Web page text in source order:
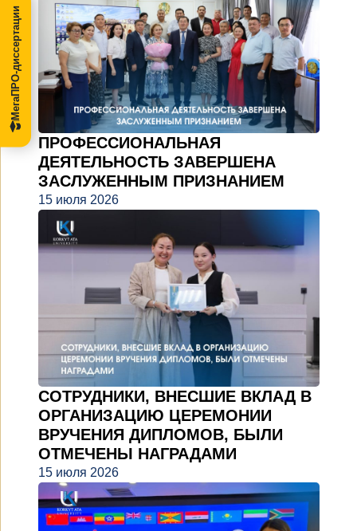
ПРОФЕССИОНАЛЬНАЯ
ДЕЯТЕЛЬНОСТЬ ЗАВЕРШЕНА
ЗАСЛУЖЕННЫМ ПРИЗНАНИЕМ
15 июля 2026
СОТРУДНИКИ, ВНЕСШИЕ ВКЛАД В
ОРГАНИЗАЦИЮ ЦЕРЕМОНИИ
ВРУЧЕНИЯ ДИПЛОМОВ, БЫЛИ
ОТМЕЧЕНЫ НАГРАДАМИ
15 июля 2026
МегаПРО-диссертации